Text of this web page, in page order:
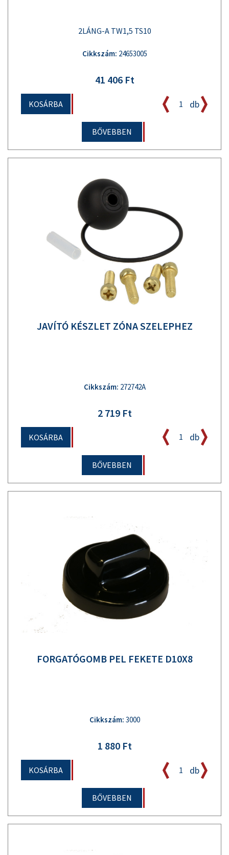
2LÁNG-A TW1,5 TS10
Cikkszám: 24653005
41 406 Ft
KOSÁRBA db
BŐVEBBEN
JAVÍTÓ KÉSZLET ZÓNA SZELEPHEZ
Cikkszám: 272742A
2 719 Ft
KOSÁRBA db
BŐVEBBEN
FORGATÓGOMB PEL FEKETE D10X8
Cikkszám: 3000
1 880 Ft
KOSÁRBA db
BŐVEBBEN